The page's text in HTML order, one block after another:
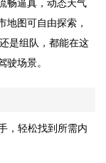
畅逼真，动态天气
地图可自由探索，
是组队，都能在这
驶场景。
，轻松找到所需内